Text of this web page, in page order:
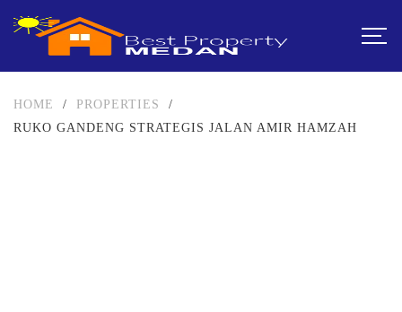
HOME / PROPERTIES
/
RUKO GANDENG STRATEGIS JALAN AMIR HAMZAH